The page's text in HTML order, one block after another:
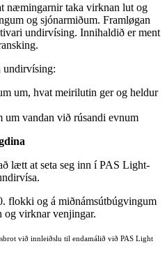
næmingarnir taka virknan lut og
og sjónarmiðum. Framløgan
undirvísing. Innihaldið er ment
undirvísing:
um, hvat meirilutin ger og heldur
vandan við rúsandi evnum
lætt at seta seg inn í PAS Light-
flokki og á miðnámsútbúgvingum
og virknar venjingar.
við innleiðslu til endamálið við PAS Light